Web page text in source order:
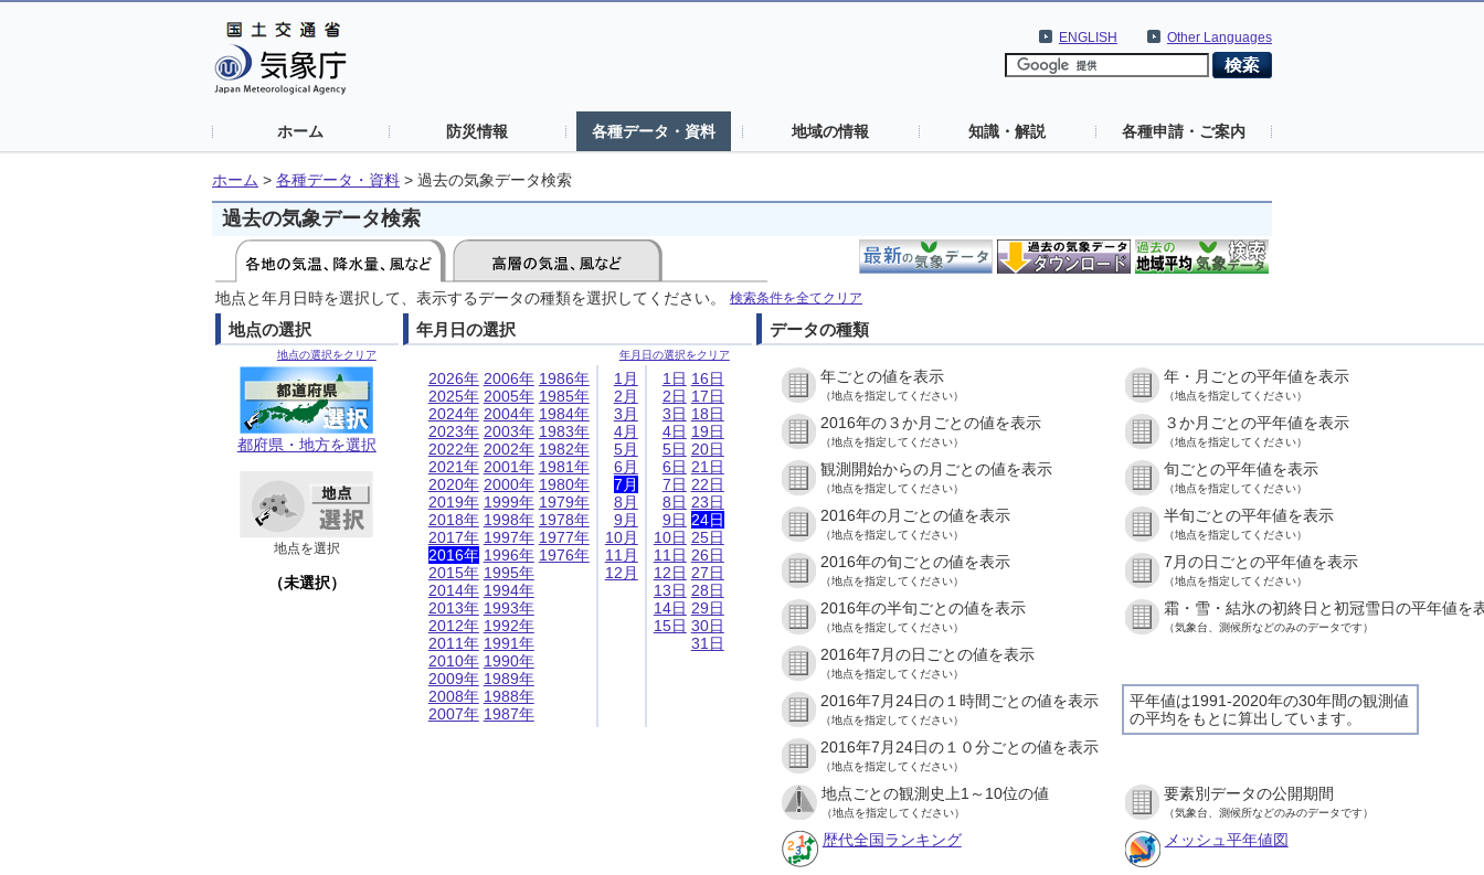
Other Languages
ENGLISH
ホーム 防災情報 各種データ・資料 地域の情報 知識・解説 各種申請・ご案内
ホーム > 各種データ・資料 > 過去の気象データ検索
過去の気象データ検索
地点と年月日時を選択して、表示するデータの種類を選択してください。 検索条件を全てクリア
地点の選択
地点の選択をクリア
都府県・地方を選択
地点を選択
（未選択）
年月日の選択
年月日の選択をクリア
2026年
2025年
2024年
2023年
2022年
2021年
2020年
2019年
2018年
2017年
2016年
2015年
2014年
2013年
2012年
2011年
2010年
2009年
2008年
2007年
2006年
2005年
2004年
2003年
2002年
2001年
2000年
1999年
1998年
1997年
1996年
1995年
1994年
1993年
1992年
1991年
1990年
1989年
1988年
1987年
1986年
1985年
1984年
1983年
1982年
1981年
1980年
1979年
1978年
1977年
1976年
1月
2月
3月
4月
5月
6月
7月
8月
9月
10月
11月
12月
1日
2日
3日
4日
5日
6日
7日
8日
9日
10日
11日
12日
13日
14日
15日
16日
17日
18日
19日
20日
21日
22日
23日
24日
25日
26日
27日
28日
29日
30日
31日
データの種類
年ごとの値を表示
（地点を指定してください）
年・月ごとの平年値を表示
（地点を指定してください）
2016年の３か月ごとの値を表示
（地点を指定してください）
３か月ごとの平年値を表示
（地点を指定してください）
観測開始からの月ごとの値を表示
（地点を指定してください）
旬ごとの平年値を表示
（地点を指定してください）
2016年の月ごとの値を表示
（地点を指定してください）
半旬ごとの平年値を表示
（地点を指定してください）
2016年の旬ごとの値を表示
（地点を指定してください）
7月の日ごとの平年値を表示
（地点を指定してください）
2016年の半旬ごとの値を表示
（地点を指定してください）
霜・雪・結氷の初終日と初冠雪日の平年値を
（気象台、測候所などのみのデータです）
2016年7月の日ごとの値を表示
（地点を指定してください）
平年値は1991-2020年の30年間の観測値
の平均をもとに算出しています。
2016年7月24日の１時間ごとの値を表示
（地点を指定してください）
2016年7月24日の１０分ごとの値を表示
（地点を指定してください）
地点ごとの観測史上1～10位の値
（地点を指定してください）
要素別データの公開期間
（気象台、測候所などのみのデータです）
歴代全国ランキング メッシュ平年値図